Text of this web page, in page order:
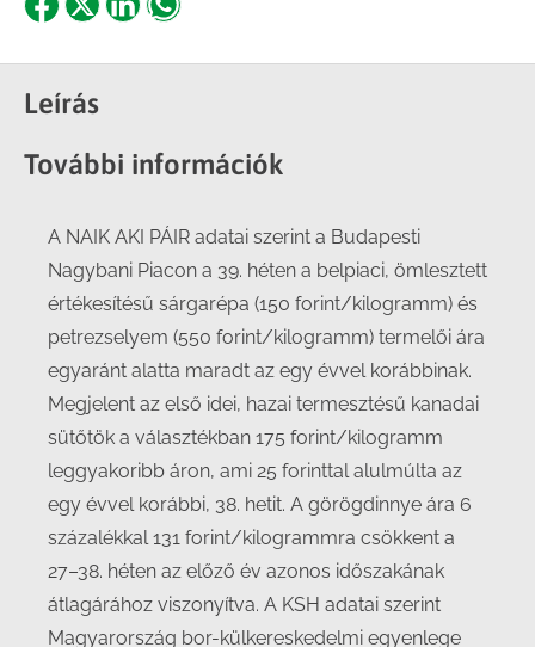
Share
Facebook
Share
X
ShareShare
Leírás
További információk
A NAIK AKI PÁIR adatai szerint a Budapesti
Nagybani Piacon a 39. héten a belpiaci, ömlesztett
értékesítésű sárgarépa (150 forint/kilogramm) és
petrezselyem (550 forint/kilogramm) termelői ára
egyaránt alatta maradt az egy évvel korábbinak.
Megjelent az első idei, hazai termesztésű kanadai
sütőtök a választékban 175 forint/kilogramm
leggyakoribb áron, ami 25 forinttal alulmúlta az
egy évvel korábbi, 38. hetit. A görögdinnye ára 6
százalékkal 131 forint/kilogrammra csökkent a
27–38. héten az előző év azonos időszakának
átlagárához viszonyítva. A KSH adatai szerint
Magyarország bor-külkereskedelmi egyenlege